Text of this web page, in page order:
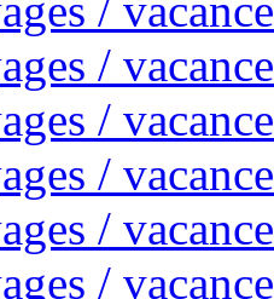
/
/
/
/
/